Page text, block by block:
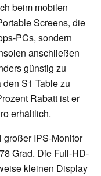
beim mobilen
Screens, die
PCs, sondern
anschließen
günstig zu
S1 Table zu
Rabatt ist er
erhältlich.
großer IPS-Monitor
Grad. Die Full-HD-
kleinen Display